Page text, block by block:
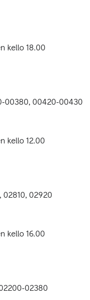
kello 18.00
00380, 00420-00430
kello 12.00
02810, 02920
kello 16.00
02380